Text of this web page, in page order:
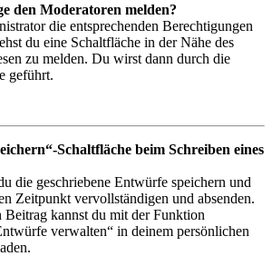
den Moderatoren melden?
die entsprechenden Berechtigungen
du eine Schaltfläche in der Nähe des
zu melden. Du wirst dann durch die
geführt.
Schaltfläche beim Schreiben eines
die geschriebene Entwürfe speichern und
Zeitpunkt vervollständigen und absenden.
Beitrag kannst du mit der Funktion
verwalten“ in deinem persönlichen